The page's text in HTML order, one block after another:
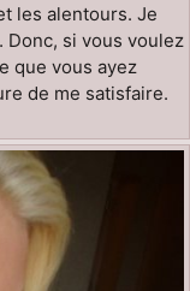
les alentours. Je
si vous voulez
que vous ayez
de me satisfaire.